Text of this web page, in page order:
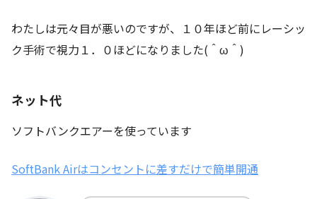
わたしは元々目が悪いのですが、１０年ほど前にレーシッ
ク手術で視力１．０ほどになりました(＾ω＾)
ネット代
ソフトバンクエアーを使っています
SoftBank Airはコンセントに差すだけで簡単開通